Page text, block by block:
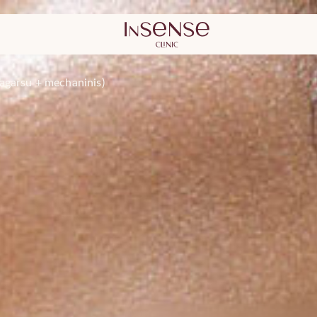
Kauno
+ mechaninis)